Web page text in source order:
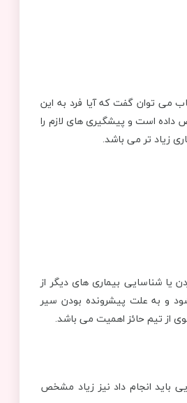
می توان گفت که آیا فرد به این
داده است و پیشگیری های لازم را
یا شناسایی بیماری های دیگر از
و به علت پیشرونده بودن سیر
از تیم حائز اهمیت می باشد.
باید انجام داد نیز زیاد مشخص